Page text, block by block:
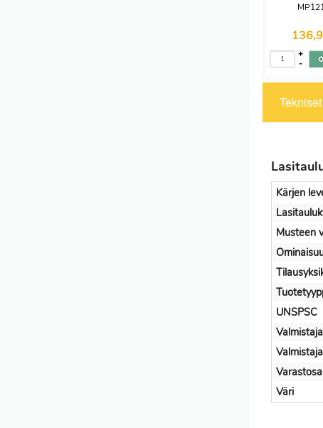
-
+
Kärjen
Musteen
UNSPSC
Valmistaja
Väri